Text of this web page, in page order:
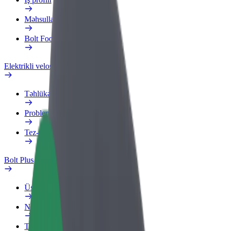
Məhsullar
Bolt Food for Business
Elektrikli velosipedlər
Təhlükəsizlik Laboratoriyası
Problemi bildir
Tez-tez verilən suallar
Bolt Plus
Üstünlüklər
Necə qoşulmalı?
Tez-tez verilən suallar